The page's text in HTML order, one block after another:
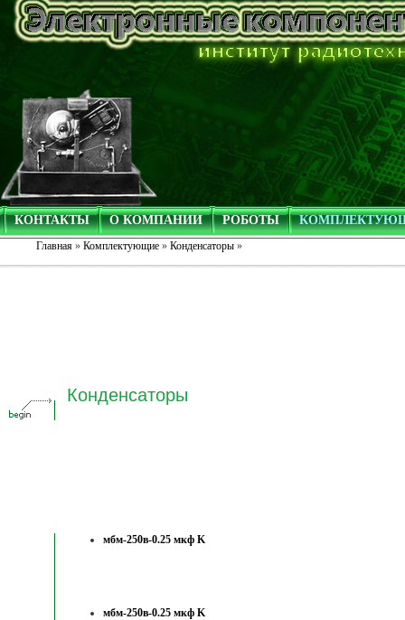
КОНТАКТЫ О КОМПАНИИ РОБОТЫ
Главная » Комплектующие » Конденсаторы »
Конденсаторы
мбм-250в-0.25 мкф K
мбм-250в-0.25 мкф K